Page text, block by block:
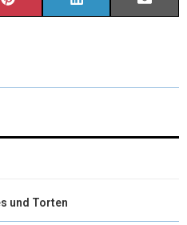
T
S
K I
und Torten